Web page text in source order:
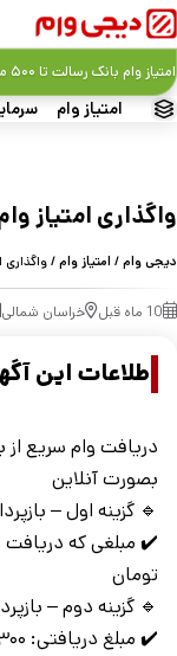
امتیاز وام
امتیاز وام بانک رسالت تا ۵۰۰ میلیون تومان
واگذاری امتیاز
دیجی وام/ امتیاز وام/ واگذاری
10 ماه قبل خراسان شمالی
اطلاعات این
بصورت آنلاین
🔹 گزینه اول – بازپرداخت
تومان
🔹 گزینه دوم –
✔️ مبلغ دریافتی: ۳۰۰ میلیون تومان